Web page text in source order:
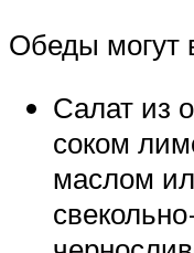
Обеды могут
Салат из
соком
маслом